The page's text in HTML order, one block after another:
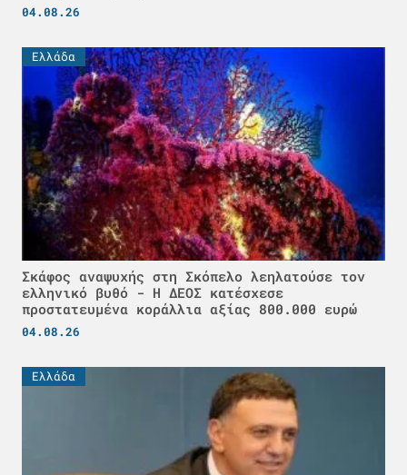
04.08.26
Ελλάδα
Σκάφος αναψυχής στη Σκόπελο λεηλατούσε τον
ελληνικό βυθό - H ΔΕΟΣ κατέσχεσε
προστατευμένα κοράλλια αξίας 800.000 ευρώ
04.08.26
Ελλάδα